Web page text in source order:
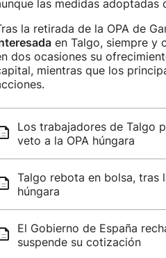
las medidas
la retirada de la OPA de
en Talgo, siempre y
dos ocasiones su
mientras que los
Los trabajadores de Talgo
veto a la OPA húngara
Talgo rebota en bolsa, tras
húngara
El Gobierno de España
suspende su cotización